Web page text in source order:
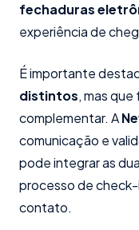
fechaduras
experiência de
É importante
distintos, mas
complementar. A
comunicação e
pode integrar as
processo de check-
contato.